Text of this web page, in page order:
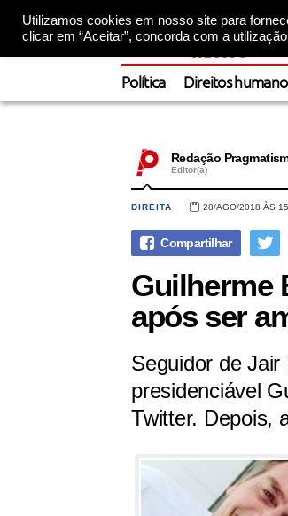
Utilizamos cookies em nosso site para
clicar em “Aceitar”, concorda com a
Política Direitos
Redação
Editor(a)
DIREITA 28/AGO/2018 ÀS
Guilherme
após ser
Seguidor de
presidenciável
Twitter. Depois,